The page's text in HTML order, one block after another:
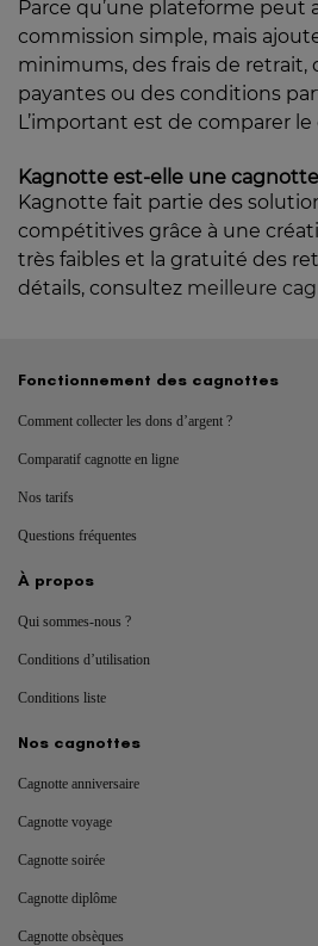
Parce qu’une plateforme peut
commission simple, mais
minimums, des frais de retrait,
payantes ou des conditions
L’important est de comparer le
Kagnotte est-elle une
Kagnotte fait partie des
compétitives grâce à une
très faibles et la gratuité des
détails, consultez meilleure
Fonctionnement des cagnottes
Comment collecter les dons d’argent ?
Comparatif cagnotte en ligne
Nos tarifs
Questions fréquentes
À propos
Qui sommes-nous ?
Conditions d’utilisation
Conditions liste
Nos cagnottes
Cagnotte anniversaire
Cagnotte voyage
Cagnotte soirée
Cagnotte diplôme
Cagnotte obsèques